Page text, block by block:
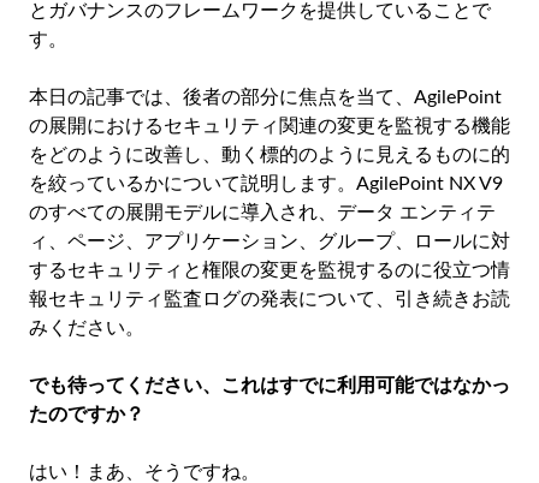
とガバナンスのフレームワークを提供していることで
す。
本日の記事では、後者の部分に焦点を当て、AgilePoint
の展開におけるセキュリティ関連の変更を監視する機能
をどのように改善し、動く標的のように見えるものに的
を絞っているかについて説明します。AgilePoint NX V9
のすべての展開モデルに導入され、データ エンティテ
ィ、ページ、アプリケーション、グループ、ロールに対
するセキュリティと権限の変更を監視するのに役立つ情
報セキュリティ監査ログの発表について、引き続きお読
みください。
でも待ってください、これはすでに利用可能ではなかっ
たのですか？
はい！まあ、そうですね。